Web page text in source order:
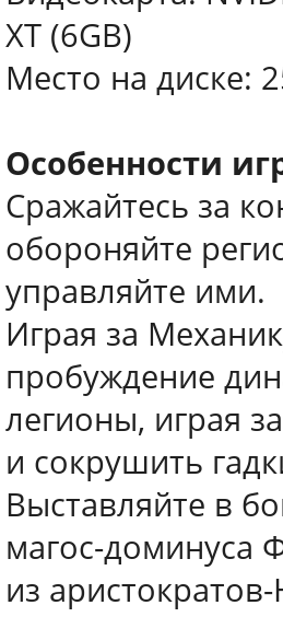
XT (6GB)
Место на диске:
Особенности
Сражайтесь за
обороняйте
управляйте ими.
Играя за
пробуждение
легионы, играя
и сокрушить
Выставляйте в
магос-доминуса
из